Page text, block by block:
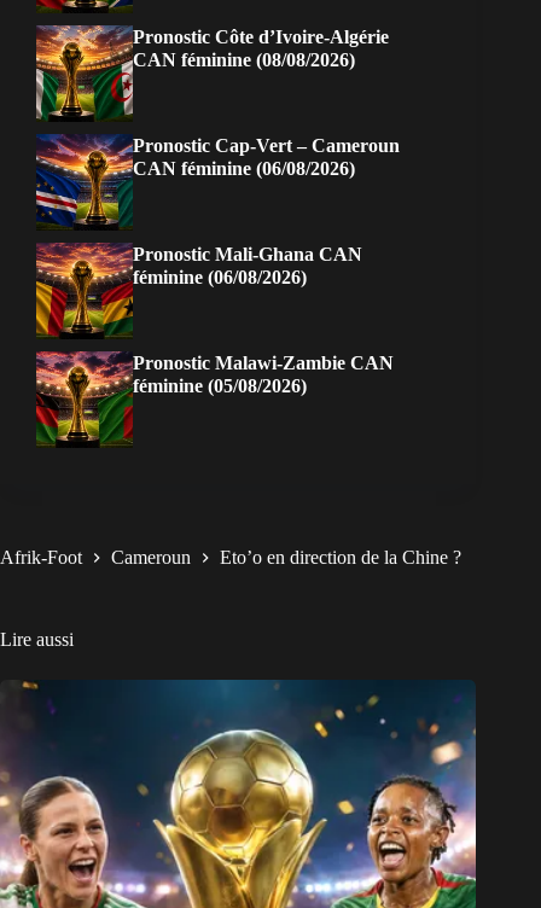
Pronostic Côte d’Ivoire-Algérie
CAN féminine (08/08/2026)
Pronostic Cap-Vert – Cameroun
CAN féminine (06/08/2026)
Pronostic Mali-Ghana CAN
féminine (06/08/2026)
Pronostic Malawi-Zambie CAN
féminine (05/08/2026)
Afrik-Foot Cameroun Eto’o en direction de la Chine ?
Lire aussi